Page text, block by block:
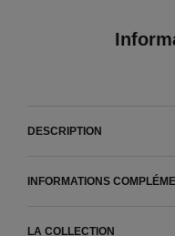
DESCRIPTION
INFORMATIONS
LA COLLECTION